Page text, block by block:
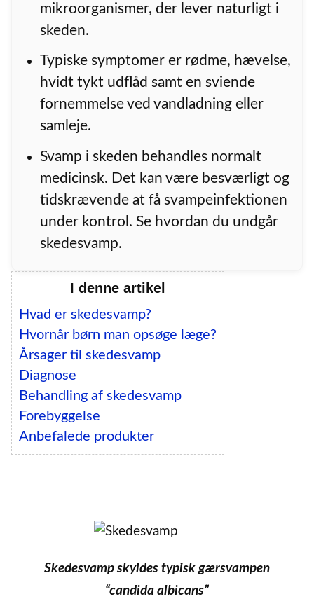
mikroorganismer, der lever naturligt i
skeden.
Typiske symptomer er rødme, hævelse,
hvidt tykt udflåd samt en sviende
fornemmelse ved vandladning eller
samleje.
Svamp i skeden behandles normalt
medicinsk. Det kan være besværligt og
tidskrævende at få svampeinfektionen
under kontrol. Se hvordan du undgår
skedesvamp.
I denne artikel
Hvad er skedesvamp?
Hvornår børn man opsøge læge?
Årsager til skedesvamp
Diagnose
Behandling af skedesvamp
Forebyggelse
Anbefalede produkter
Skedesvamp skyldes typisk gærsvampen
“candida albicans”